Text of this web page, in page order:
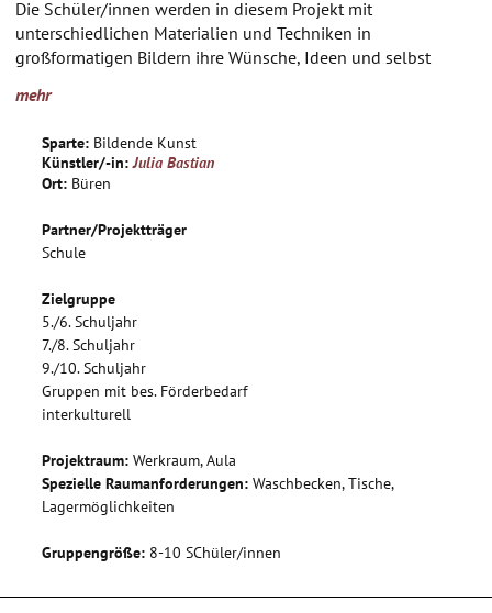
Die Schüler/innen werden in diesem Projekt mit
unterschiedlichen Materialien und Techniken in
großformatigen Bildern ihre Wünsche, Ideen und selbst
Miteinander in ihrer Schule künstlerisch umsetzen. Die zu
sollen für die Teilnehmer des Projekts und für den Betrachter
die Verschiedenheit und auch die Gemeinsamkeit im
mehr
Sparte: Bildende Kunst
Künstler/-in: Julia Bastian
Ort: Büren
Partner/Projektträger
Schule
Zielgruppe
5./6. Schuljahr
7./8. Schuljahr
9./10. Schuljahr
Gruppen mit bes. Förderbedarf
interkulturell
Projektraum: Werkraum, Aula
Spezielle Raumanforderungen: Waschbecken, Tische,
Lagermöglichkeiten
Gruppengröße: 8-10 SChüler/innen